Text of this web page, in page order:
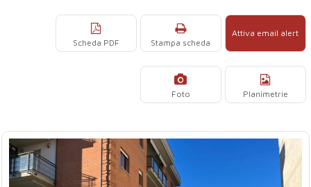
Attiva email alert
Stampa scheda
Scheda PDF
Planimetrie
Foto